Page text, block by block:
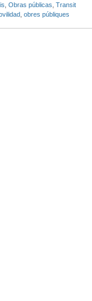
Obras públicas Transit
obres públiques